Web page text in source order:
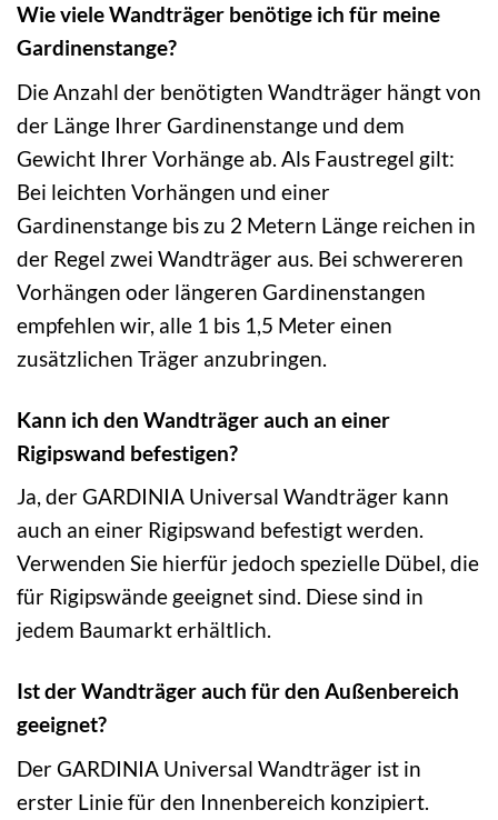
Wie viele Wandträger benötige ich für meine
Gardinenstange?
Die Anzahl der benötigten Wandträger hängt von
der Länge Ihrer Gardinenstange und dem
Gewicht Ihrer Vorhänge ab. Als Faustregel gilt:
Bei leichten Vorhängen und einer
Gardinenstange bis zu 2 Metern Länge reichen in
der Regel zwei Wandträger aus. Bei schwereren
Vorhängen oder längeren Gardinenstangen
empfehlen wir, alle 1 bis 1,5 Meter einen
zusätzlichen Träger anzubringen.
Kann ich den Wandträger auch an einer
Rigipswand befestigen?
Ja, der GARDINIA Universal Wandträger kann
auch an einer Rigipswand befestigt werden.
Verwenden Sie hierfür jedoch spezielle Dübel, die
für Rigipswände geeignet sind. Diese sind in
jedem Baumarkt erhältlich.
Ist der Wandträger auch für den Außenbereich
geeignet?
Der GARDINIA Universal Wandträger ist in
erster Linie für den Innenbereich konzipiert.